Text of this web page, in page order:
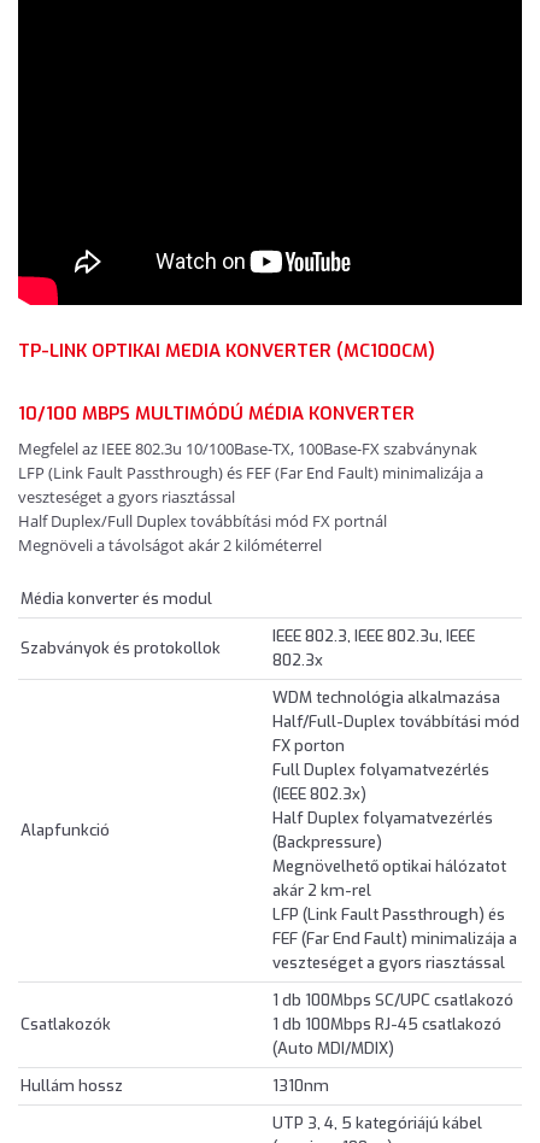
TP-LINK OPTIKAI MEDIA KONVERTER (MC100CM)
10/100 MBPS MULTIMÓDÚ MÉDIA KONVERTER
Megfelel az IEEE 802.3u 10/100Base-TX, 100Base-FX szabványnak
LFP (Link Fault Passthrough) és FEF (Far End Fault) minimalizája a
veszteséget a gyors riasztással
Half Duplex/Full Duplex továbbítási mód FX portnál
Megnöveli a távolságot akár 2 kilóméterrel
Média konverter és modul
Szabványok és protokollok
IEEE 802.3, IEEE 802.3u, IEEE
802.3x
Alapfunkció
WDM technológia alkalmazása
Half/Full-Duplex továbbítási mód
FX porton
Full Duplex folyamatvezérlés
(IEEE 802.3x)
Half Duplex folyamatvezérlés
(Backpressure)
Megnövelhető optikai hálózatot
akár 2 km-rel
LFP (Link Fault Passthrough) és
FEF (Far End Fault) minimalizája a
veszteséget a gyors riasztással
Csatlakozók
1 db 100Mbps SC/UPC csatlakozó
1 db 100Mbps RJ-45 csatlakozó
(Auto MDI/MDIX)
Hullám hossz
1310nm
UTP 3, 4, 5 kategóriájú kábel